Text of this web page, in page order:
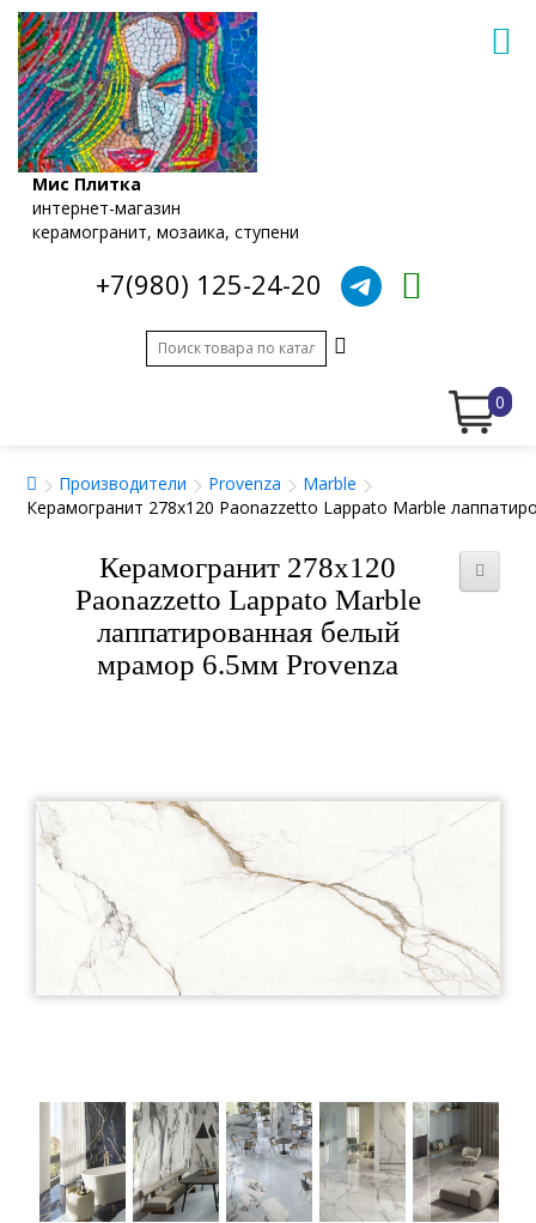
Мис Плитка
интернет-магазин
керамогранит, мозаика, ступени
+7(980) 125-24-20
0
Производители Provenza
Marble
Керамогранит 278x120 Paonazzetto Lappato Marble
Керамогранит 278x120
Paonazzetto Lappato Marble
лаппатированная белый
мрамор 6.5мм Provenza